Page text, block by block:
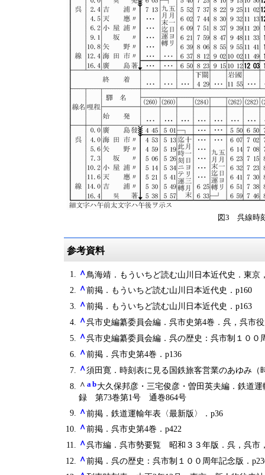
図3 呉線時
参考資料
∧ 鳥海靖．もういちど読む山川日本近代史．東京
∧前掲．もういちど読む山川日本近代史．p160
∧前掲．もういちど読む山川日本近代史．p163
∧呉市史編纂委員会編．呉市史第4巻．呉，呉市役
∧呉市史編纂委員会編．呉の歴史：呉市制１００
∧ 前掲．呉市史第4巻．p136
∧ 須田寛．時刻表に見る国鉄旅客営業のあゆみ（
∧ a b大久保邦彦・三宅俊彦・曽田英夫編．鉄道
録 第73巻第1号 通巻864号
∧ 前掲．鉄道運輸年表〈最新版〉．p36
∧前掲．呉市史第4巻．p422
∧呉市編．呉市勢要覧 昭和３３年版．呉，呉市
∧前掲．呉の歴史：呉市制１００周年記念版．